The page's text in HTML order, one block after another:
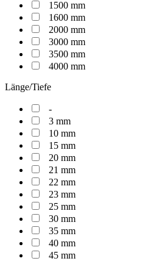
1500 mm
1600 mm
2000 mm
3000 mm
3500 mm
4000 mm
Länge/Tiefe
-
3 mm
10 mm
15 mm
20 mm
21 mm
22 mm
23 mm
25 mm
30 mm
35 mm
40 mm
45 mm